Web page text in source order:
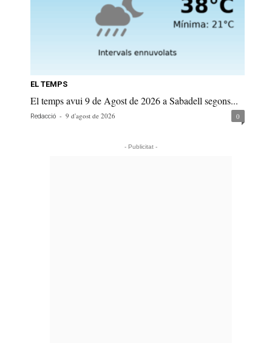
EL TEMPS
El temps avui 9 de Agost de 2026 a Sabadell segons...
Redacció - 9 d'agost de 2026 0
- Publicitat -